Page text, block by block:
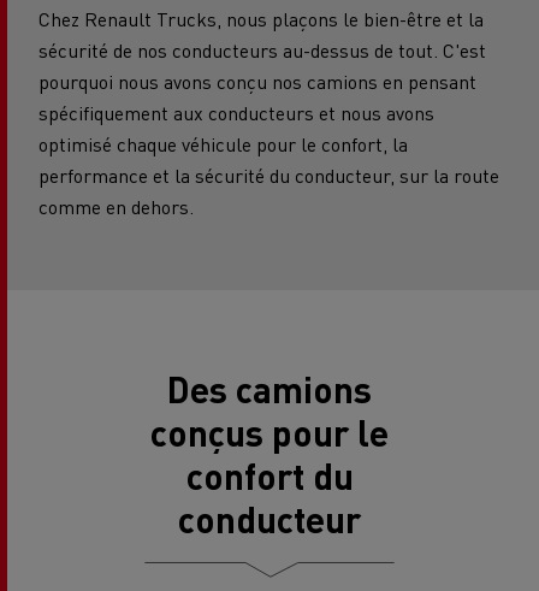
Chez Renault Trucks, nous plaçons le bien-être et la
sécurité de nos conducteurs au-dessus de tout. C'est
pourquoi nous avons conçu nos camions en pensant
spécifiquement aux conducteurs et nous avons
optimisé chaque véhicule pour le confort, la
performance et la sécurité du conducteur, sur la route
comme en dehors.
Des camions
conçus pour le
confort du
conducteur